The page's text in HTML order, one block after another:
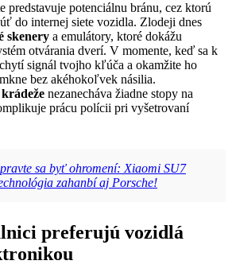
predstavuje potenciálnu bránu, cez ktorú
do internej siete vozidla. Zlodeji dnes
skenery a emulátory, ktoré dokážu
otvárania dverí. V momente, keď sa k
signál tvojho kľúča a okamžite ho
bez akéhokoľvek násilia.
nezanecháva žiadne stopy na
prácu polícii pri vyšetrovaní
sa byť ohromení: Xiaomi SU7
zahanbí aj Porsche!
preferujú vozidlá